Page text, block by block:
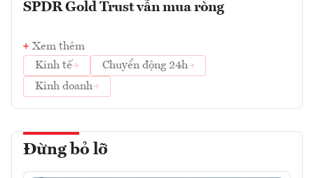
SPDR Gold Trust vẫn mua ròng
Xem thêm
Kinh tế
Chuyển động 24h
Kinh doanh
Đừng bỏ lỡ